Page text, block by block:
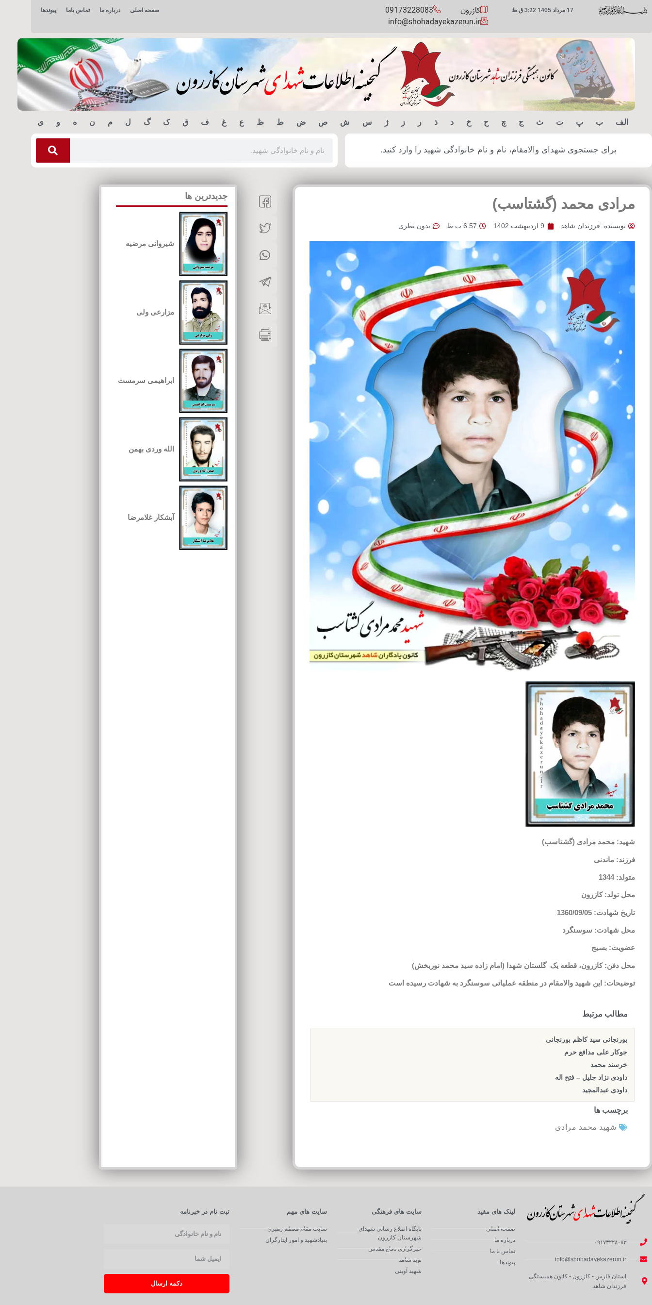
17 مرداد 1405 3:22 ق.ظ کازرون
09173228083
info@shohadayekazerun.ir
صفحه اصلی درباره ما تماس باما پیوندها
الف ب پ ت ث ج چ ح خ د ذ ر ز ژ س ش ص ض ط ظ ع غ ف ق ک گ ل م ن ه و ی
برای جستجوی شهدای والامقام، نام و نام خانوادگی شهید را وارد کنید.
مرادی محمد (گشتاسب)
نویسنده: فرزندان شاهد 9 اردیبهشت 1402 6:57 ب.ظ بدون نظری
شهید: محمد مرادی (گشتاسب)
فرزند: ماندنی
متولد: 1344
محل تولد: کازرون
تاریخ شهادت: 1360/09/05
محل شهادت: سوسنگرد
عضویت: بسیج
محل دفن: کازرون، قطعه یک گلستان شهدا (امام زاده سید محمد نوربخش)
توضیحات: این شهید والامقام در منطقه عملیاتی سوسنگرد به شهادت رسیده است
مطالب مرتبط
بورنجانی سید کاظم بورنجانی
جوکار علی مدافع حرم
خرسند محمد
داودی نژاد جلیل – فتح اله
داودی عبدالمجید
برچسب ها
شهید محمد مرادی
جدیدترین ها
شیروانی مرضیه
مزارعی ولی
ابراهیمی سرمست
الله وردی بهمن
آبشکار غلامرضا
۰۹۱۷۳۲۲۸۰۸۳
info@shohadayekazerun.ir
استان فارس - کازرون - کانون همبستگی
فرزندان شاهد.
لینک های مفید
صفحه اصلی
درباره ما
تماس با ما
پیوندها
سایت های فرهنگی
پایگاه اصلاع رسانی شهدای
شهرستان کازرون
خبرگزاری دفاع مقدس
نوید شاهد
شهید آوینی
سایت های مهم
سایت مقام معظم رهبری
بنیادشهید و امور ایثارگران
ثبت نام در خبرنامه
دکمه ارسال